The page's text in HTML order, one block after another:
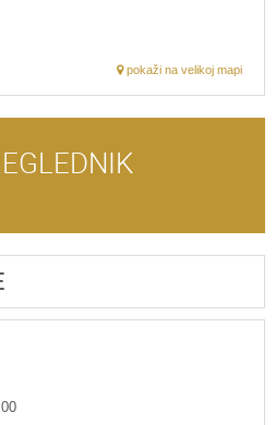
pokaži na velikoj mapi